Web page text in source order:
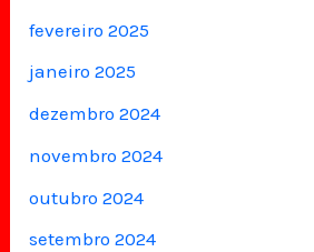
fevereiro 2025
janeiro 2025
dezembro 2024
novembro 2024
outubro 2024
setembro 2024